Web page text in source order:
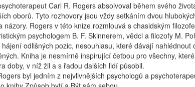
Carl R. Rogers absolvoval během svého
oborů. Tyto rozhovory jsou vždy setkáním dvou
názory. Rogers v této knize rozmlouvá s chasidským
psychologem B. F. Skinnerem, vědci a filozofy M.
odlišných pozic, nesouhlasu, které dávají
Kniha je nesmírně inspirující četbou pro všechny,
doby, v níž žil a s řadou dalších lidí působil.
byl jedním z nejvlivnějších psychologů a